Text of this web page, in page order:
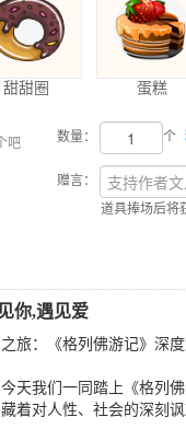
甜甜圈 蛋糕
吧 数量： 个
赠言：
道具捧场后将
你,遇见爱
旅：《格列佛游记》深
今天我们一同踏上《格列
着对人性、社会的深刻